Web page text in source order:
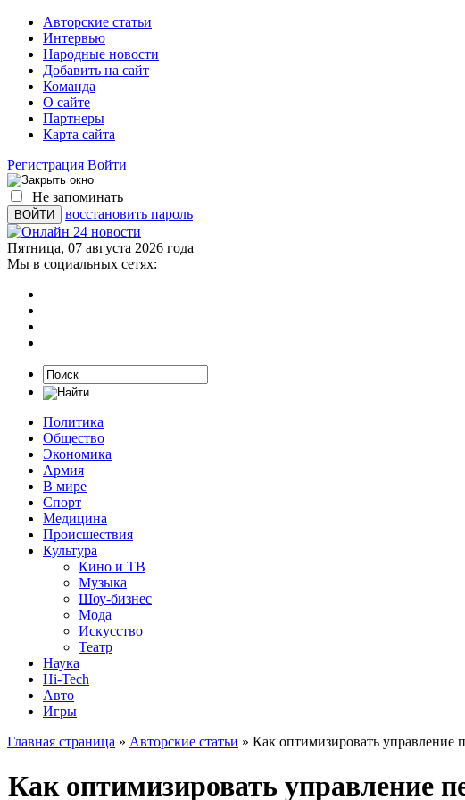
Авторские статьи
Интервью
Народные новости
Добавить на сайт
Команда
О сайте
Партнеры
Карта сайта
Регистрация Войти
Не запоминать
восстановить пароль
Пятница, 07 августа 2026 года
Мы в социальных сетях:
Политика
Общество
Экономика
Армия
В мире
Спорт
Медицина
Происшествия
Культура
Кино и ТВ
Музыка
Шоу-бизнес
Мода
Искусство
Театр
Наука
Hi-Tech
Авто
Игры
Главная страница » Авторские статьи » Как оптимизировать управление
Как оптимизировать управление